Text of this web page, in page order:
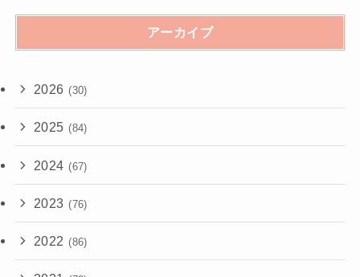
アーカイブ
2026 (30)
2025 (84)
2024 (67)
2023 (76)
2022 (86)